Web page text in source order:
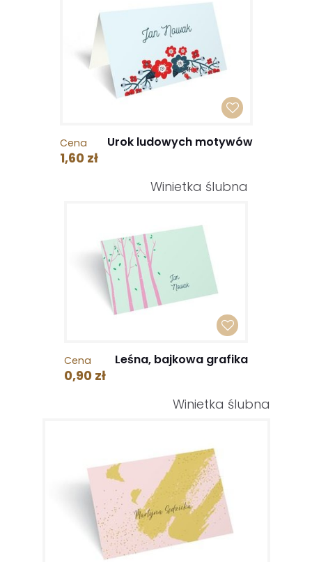
Cena
1,60 zł
Urok ludowych motywów
Winietka ślubna
Cena
0,90 zł
Leśna, bajkowa grafika
Winietka ślubna